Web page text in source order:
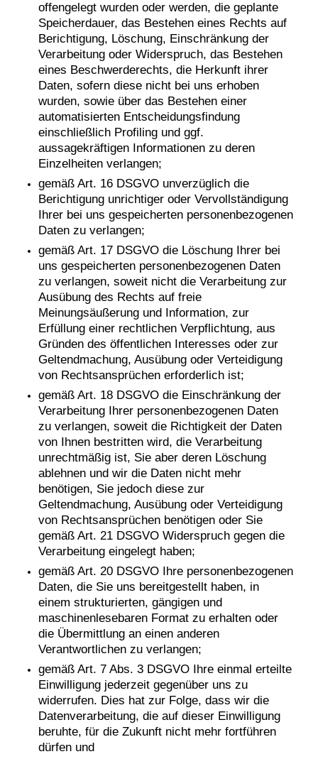
offengelegt wurden oder werden, die geplante
Speicherdauer, das Bestehen eines Rechts auf
Berichtigung, Löschung, Einschränkung der
Verarbeitung oder Widerspruch, das Bestehen
eines Beschwerderechts, die Herkunft ihrer
Daten, sofern diese nicht bei uns erhoben
wurden, sowie über das Bestehen einer
automatisierten Entscheidungsfindung
einschließlich Profiling und ggf.
aussagekräftigen Informationen zu deren
Einzelheiten verlangen;
gemäß Art. 16 DSGVO unverzüglich die
Berichtigung unrichtiger oder Vervollständigung
Ihrer bei uns gespeicherten personenbezogenen
Daten zu verlangen;
gemäß Art. 17 DSGVO die Löschung Ihrer bei
uns gespeicherten personenbezogenen Daten
zu verlangen, soweit nicht die Verarbeitung zur
Ausübung des Rechts auf freie
Meinungsäußerung und Information, zur
Erfüllung einer rechtlichen Verpflichtung, aus
Gründen des öffentlichen Interesses oder zur
Geltendmachung, Ausübung oder Verteidigung
von Rechtsansprüchen erforderlich ist;
gemäß Art. 18 DSGVO die Einschränkung der
Verarbeitung Ihrer personenbezogenen Daten
zu verlangen, soweit die Richtigkeit der Daten
von Ihnen bestritten wird, die Verarbeitung
unrechtmäßig ist, Sie aber deren Löschung
ablehnen und wir die Daten nicht mehr
benötigen, Sie jedoch diese zur
Geltendmachung, Ausübung oder Verteidigung
von Rechtsansprüchen benötigen oder Sie
gemäß Art. 21 DSGVO Widerspruch gegen die
Verarbeitung eingelegt haben;
gemäß Art. 20 DSGVO Ihre personenbezogenen
Daten, die Sie uns bereitgestellt haben, in
einem strukturierten, gängigen und
maschinenlesebaren Format zu erhalten oder
die Übermittlung an einen anderen
Verantwortlichen zu verlangen;
gemäß Art. 7 Abs. 3 DSGVO Ihre einmal erteilte
Einwilligung jederzeit gegenüber uns zu
widerrufen. Dies hat zur Folge, dass wir die
Datenverarbeitung, die auf dieser Einwilligung
beruhte, für die Zukunft nicht mehr fortführen
dürfen und